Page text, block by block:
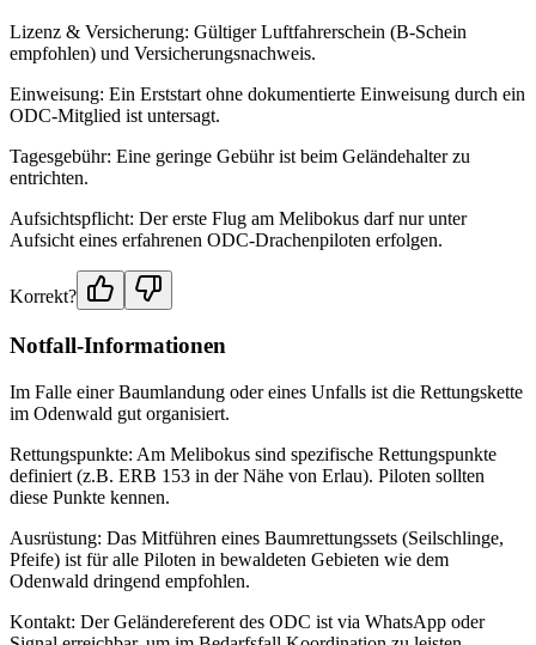
Lizenz & Versicherung: Gültiger Luftfahrerschein (B-Schein
empfohlen) und Versicherungsnachweis.
Einweisung: Ein Erststart ohne dokumentierte Einweisung durch ein
ODC-Mitglied ist untersagt.
Tagesgebühr: Eine geringe Gebühr ist beim Geländehalter zu
entrichten.
Aufsichtspflicht: Der erste Flug am Melibokus darf nur unter
Aufsicht eines erfahrenen ODC-Drachenpiloten erfolgen.
Korrekt?
Notfall-Informationen
Im Falle einer Baumlandung oder eines Unfalls ist die Rettungskette
im Odenwald gut organisiert.
Rettungspunkte: Am Melibokus sind spezifische Rettungspunkte
definiert (z.B. ERB 153 in der Nähe von Erlau). Piloten sollten
diese Punkte kennen.
Ausrüstung: Das Mitführen eines Baumrettungssets (Seilschlinge,
Pfeife) ist für alle Piloten in bewaldeten Gebieten wie dem
Odenwald dringend empfohlen.
Kontakt: Der Geländereferent des ODC ist via WhatsApp oder